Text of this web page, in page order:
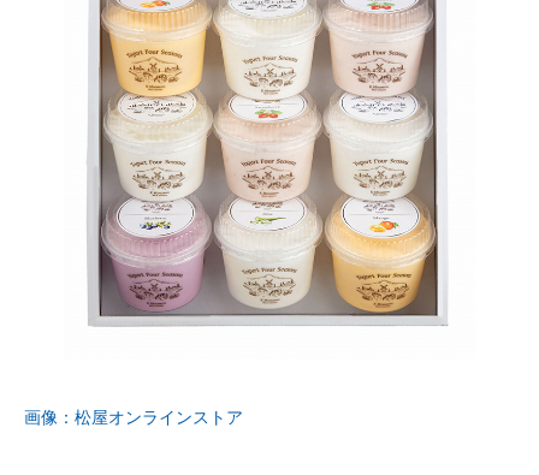
画像：松屋オンラインストア